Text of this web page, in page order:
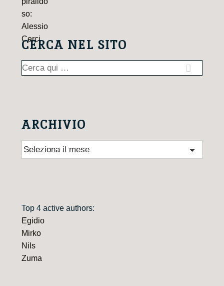
CERCA NEL SITO
Cerca:
ARCHIVIO
Archivio
Top 4 active authors:
Egidio
Mirko
Nils
Zuma